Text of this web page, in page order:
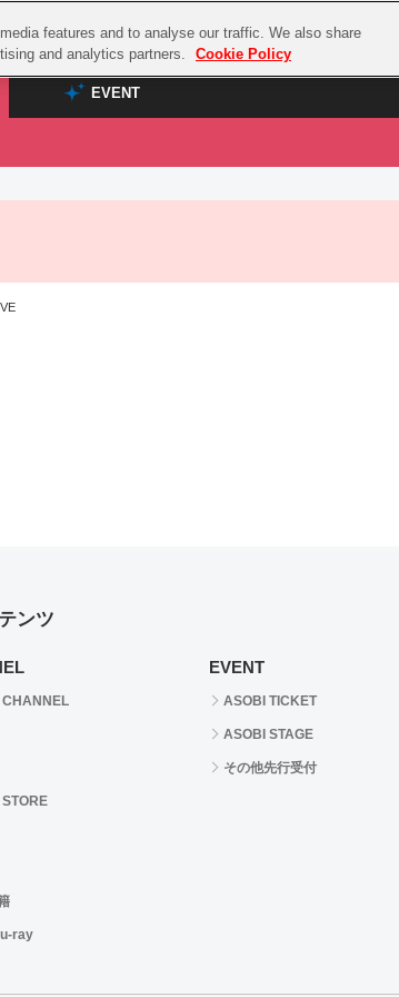
EVENT
TOP
EVENT
ASOBI STAGEラブライブ！サンシャイン‼
ンツ
ray
EVENT
ASOBI TICKET
ASOBI STAGE
その他先行受付
features and to analyse our traffic. We also share
and analytics partners.
Cookie Policy